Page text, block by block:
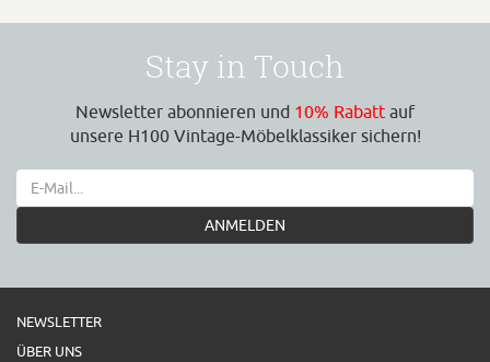
Stay in Touch
Newsletter abonnieren und 10% Rabatt auf
unsere H100 Vintage-Möbelklassiker sichern!
ANMELDEN
NEWSLETTER
ÜBER UNS